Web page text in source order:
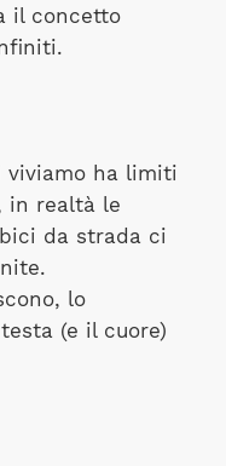
il concetto
viviamo ha limiti
in realtà le
da strada ci
lo
(e il cuore)